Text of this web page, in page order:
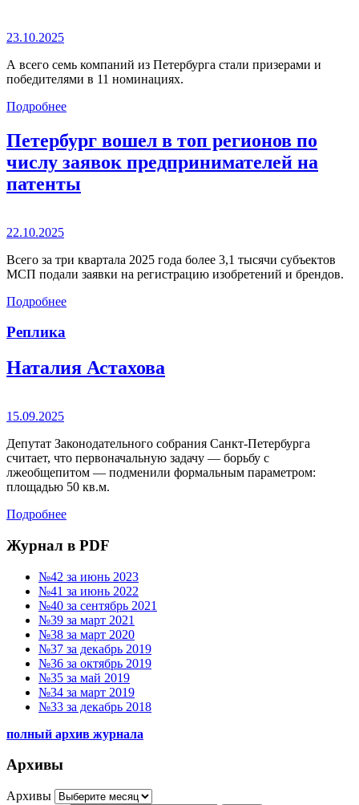
23.10.2025
А всего семь компаний из Петербурга стали призерами и
победителями в 11 номинациях.
Подробнее
Петербург вошел в топ регионов по
числу заявок предпринимателей на
патенты
22.10.2025
Всего за три квартала 2025 года более 3,1 тысячи субъектов
МСП подали заявки на регистрацию изобретений и брендов.
Подробнее
Реплика
Наталия Астахова
15.09.2025
Депутат Законодательного собрания Санкт-Петербурга
считает, что первоначальную задачу — борьбу с
лжеобщепитом — подменили формальным параметром:
площадью 50 кв.м.
Подробнее
Журнал в PDF
№42 за июнь 2023
№41 за июнь 2022
№40 за сентябрь 2021
№39 за март 2021
№38 за март 2020
№37 за декабрь 2019
№36 за октябрь 2019
№35 за май 2019
№34 за март 2019
№33 за декабрь 2018
полный архив журнала
Архивы
Архивы